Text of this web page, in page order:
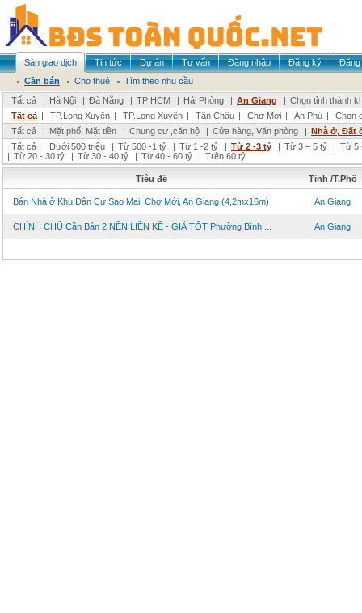
Sàn giao dịch Tin tức Dự án Tư vấn Đăng nhập Đăng ký
Đăng
Cần bán
Cho thuê
Tìm theo nhu cầu
Tất cả
| Hà Nội | Đà Nẵng | TP HCM | Hải Phòng | An Giang | Chọn tỉnh thành
Tất cả | TP.Long Xuyên | TP.Long Xuyên | Tân Châu | Chợ Mới | An Phú |
Chọn
Tất cả
| Mặt phố, Mặt tiền | Chung cư ,căn hộ | Cửa hàng, Văn phòng | Nhà ở, Đất
Tất cả
| Dưới 500 triệu | Từ 500 -1 tỷ | Từ 1 -2 tỷ | Từ 2 -3 tỷ | Từ 3 – 5 tỷ | Từ 5
| Từ 20 - 30 tỷ | Từ 30 - 40 tỷ | Từ 40 - 60 tỷ | Trên 60 tỷ
Tiêu đề Tỉnh /T.Phố
Bán Nhà ở Khu Dân Cư Sao Mai, Chợ Mới, An Giang (4,2mx16m) An Giang
CHÍNH CHỦ Cần Bán 2 NỀN LIỀN KỀ - GIÁ TỐT Phường Bình ... An Giang